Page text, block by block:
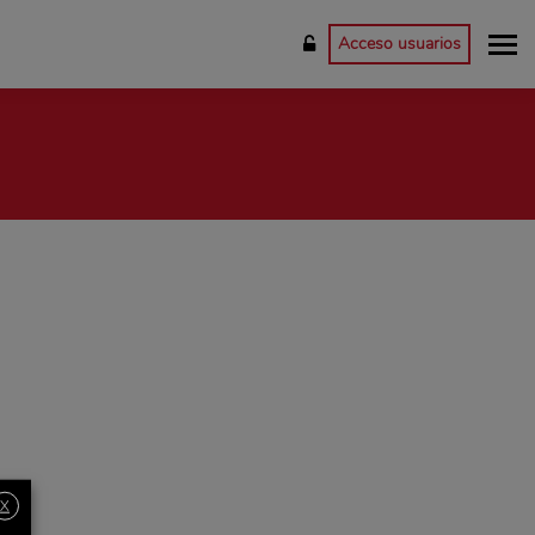
Acceso usuarios
X